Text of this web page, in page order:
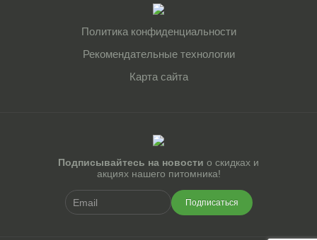
Политика конфиденциальности
Рекомендательные технологии
Карта сайта
Подписывайтесь на новости о скидках и
акциях нашего питомника!
Подписаться